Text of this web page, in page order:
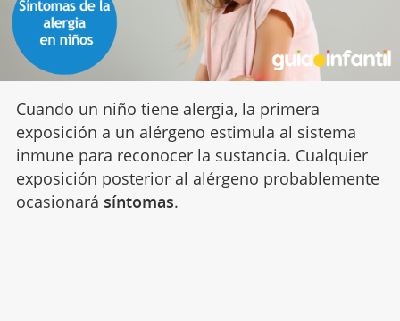
Cuando un niño tiene alergia, la primera
exposición a un alérgeno estimula al sistema
inmune para reconocer la sustancia. Cualquier
exposición posterior al alérgeno probablemente
ocasionará síntomas.